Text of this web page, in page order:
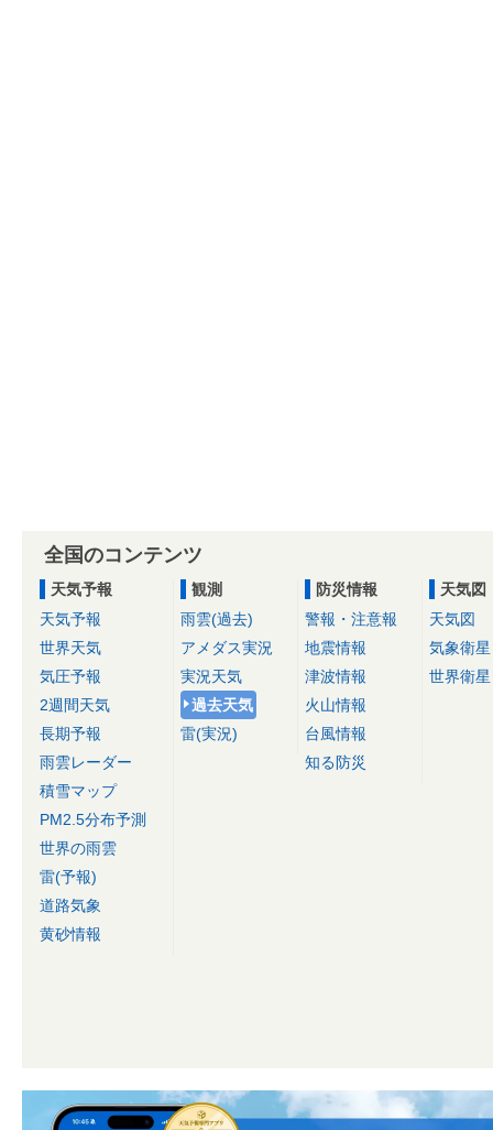
全国のコンテンツ
天気予報
天気予報
世界天気
気圧予報
2週間天気
長期予報
雨雲レーダー
積雪マップ
PM2.5分布予測
世界の雨雲
雷(予報)
道路気象
黄砂情報
観測
雨雲(過去)
アメダス実況
実況天気
過去天気
雷(実況)
防災情報
警報・注意報
地震情報
津波情報
火山情報
台風情報
知る防災
天気図
天気図
気象衛星
世界衛星